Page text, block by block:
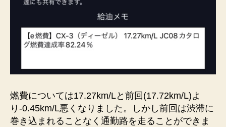
燃費については17.27km/Lと前回(17.72km/L)よ
り-0.45km/L悪くなりました。しかし前回は渋滞に
巻き込まれることなく通勤路を走ることができま